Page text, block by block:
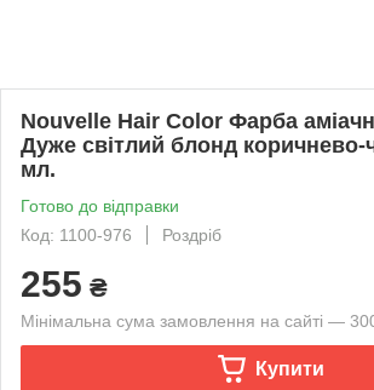
Nouvelle Hair Color Фарба
Дуже світлий блонд коричнево-
мл.
Готово до відправки
Код: 1100-976
Роздріб
255 ₴
Мінімальна сума замовлення на сайті —
Купити